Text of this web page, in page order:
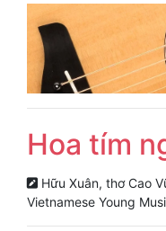
Hoa tím
Hữu Xuân, thơ Cao
Vietnamese Young